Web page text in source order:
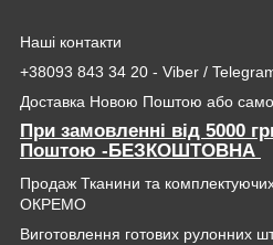
Наші контакти
+38093 843 34 20 - Viber /
Доставка Новою Поштою або
При замовленні від 5000
Поштою -БЕЗКОШТОВНА
Продаж Тканини та
ОКРЕМО
Виготовлення готових рулонних